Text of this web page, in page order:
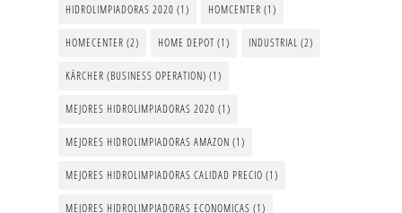
HIDROLIMPIADORAS 2020 (1) HOMCENTER (1)
HOMECENTER (2) HOME DEPOT (1) INDUSTRIAL (2)
KÄRCHER (BUSINESS OPERATION) (1)
MEJORES HIDROLIMPIADORAS 2020 (1)
MEJORES HIDROLIMPIADORAS AMAZON (1)
MEJORES HIDROLIMPIADORAS CALIDAD PRECIO (1)
MEJORES HIDROLIMPIADORAS ECONOMICAS (1)